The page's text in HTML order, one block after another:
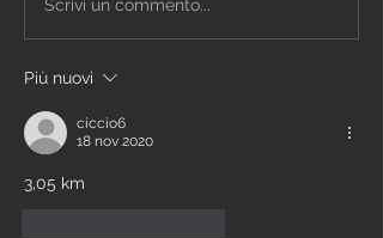
Scrivi un commento...
Più nuovi
ciccio6
18 nov 2020
3,05 km